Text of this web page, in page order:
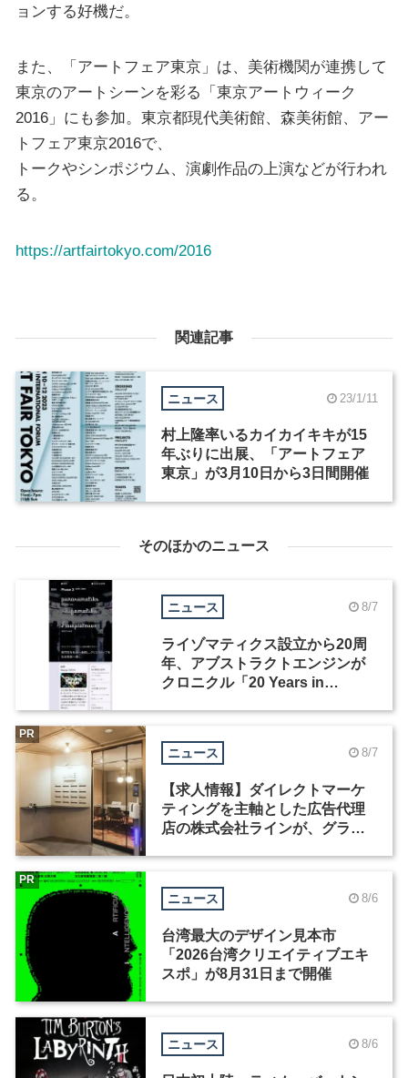
ョンする好機だ。
また、「アートフェア東京」は、美術機関が連携して
東京のアートシーンを彩る「東京アートウィーク
2016」にも参加。東京都現代美術館、森美術館、アー
トフェア東京2016で、
トークやシンポジウム、演劇作品の上演などが行われ
る。
https://artfairtokyo.com/2016
関連記事
ニュース 23/1/11
村上隆率いるカイカイキキが15
年ぶりに出展、「アートフェア
東京」が3月10日から3日間開催
そのほかのニュース
ニュース 8/7
ライゾマティクス設立から20周
年、アブストラクトエンジンが
クロニクル「20 Years in
ニュース 8/7
【求人情報】ダイレクトマーケ
ティングを主軸とした広告代理
店の株式会社ラインが、グラフ
PR
ニュース 8/6
台湾最大のデザイン見本市
「2026台湾クリエイティブエキ
スポ」が8月31日まで開催
PR
ニュース 8/6